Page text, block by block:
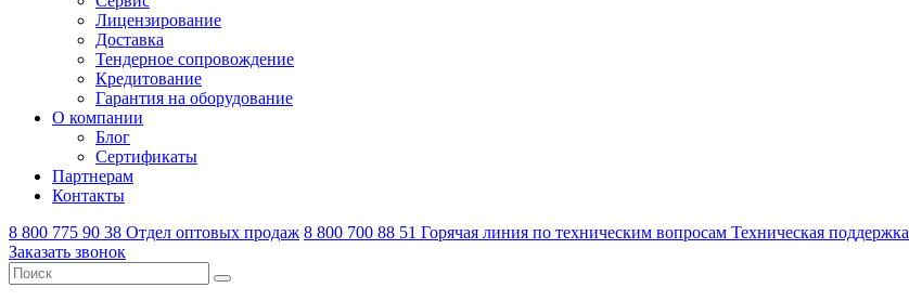
Лицензирование
Доставка
Тендерное сопровождение
Кредитование
Гарантия на оборудование
О компании
Блог
Сертификаты
Партнерам
Контакты
8 800 775 90 38 Отдел оптовых продаж 8 800 700 88 51 Горячая линия по техническим вопросам Техническая поддержка
Заказать звонок